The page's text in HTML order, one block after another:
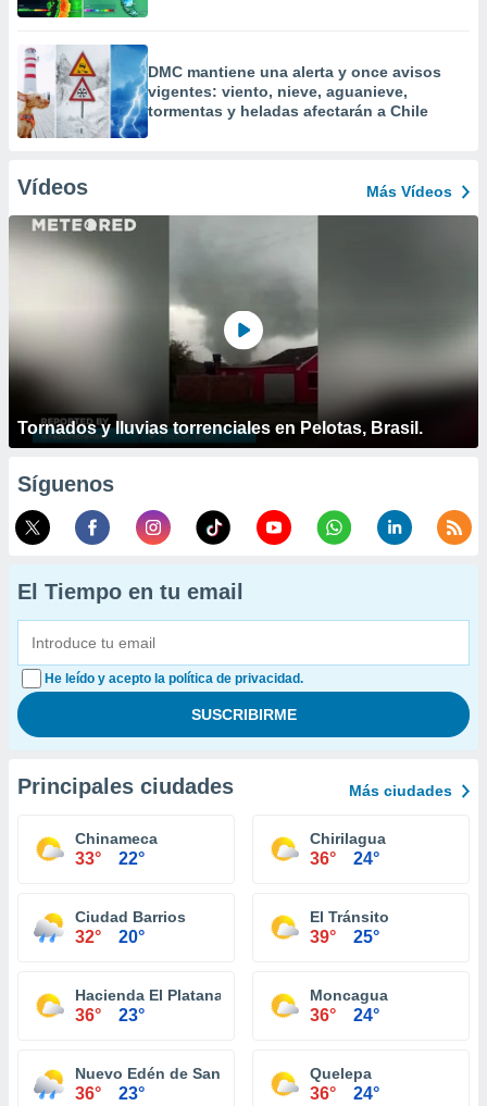
DMC mantiene una alerta y once avisos
vigentes: viento, nieve, aguanieve,
tormentas y heladas afectarán a Chile
Vídeos Más Vídeos
Tornados y lluvias torrenciales en Pelotas, Brasil.
Síguenos
El Tiempo en tu email
He leído y acepto la política de privacidad.
Principales ciudades Más ciudades
Chinameca
33° 22°
Chirilagua
36° 24°
Ciudad Barrios
32° 20°
El Tránsito
39° 25°
Hacienda El Platanar
36° 23°
Moncagua
36° 24°
Nuevo Edén de San Juan
36° 23°
Quelepa
36° 24°